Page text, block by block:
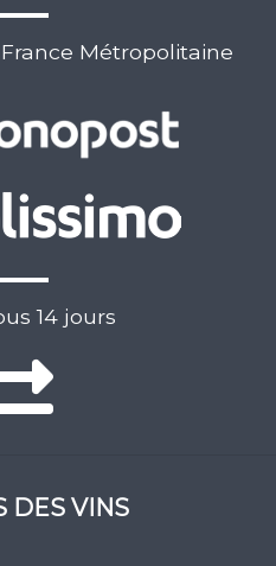
Métropolitaine
14 jours
DES VINS